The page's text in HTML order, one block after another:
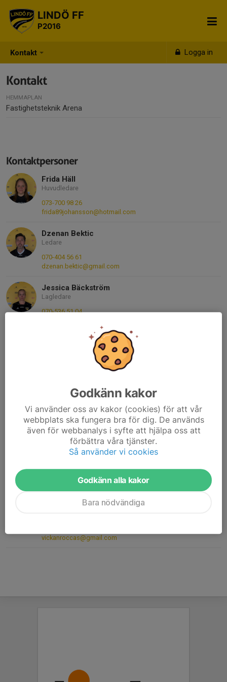
Kontakt Logga in
LINDÖ FF
P2016
Kontakt
HEMMAPLAN
Fastighetsteknik Arena
Kontaktpersoner
Frida Häll
Huvudledare
073-700 98 26
frida89johansson@hotmail.com
Dzenan Bektic
Ledare
070-404 56 61
dzenan.bektic@gmail.com
Jessica Bäckström
Lagledare
070-536 51 04
Joakim Almbrandt
Ledare och kassör
Patrick Karlsson
Huvudledare
070-746 29 82
karpaerino@gmail.com
Rickard Huld
rickard11.davidsson@gmail.com
Victoria Ilshagen
vickanroccas@gmail.com
Godkänn kakor
Vi använder oss av kakor (cookies) för att vår
webbplats ska fungera bra för dig. De används
även för webbanalys i syfte att hjälpa oss att
förbättra våra tjänster.
Så använder vi cookies
Godkänn alla kakor
Bara nödvändiga